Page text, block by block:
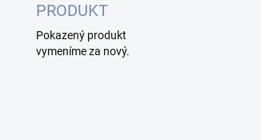
PRODUKT
Pokazený produkt
vymeníme za nový.